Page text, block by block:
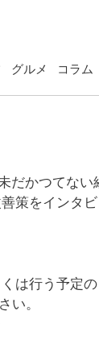
グルメ コラム
だかつてな
策をインタビ
は行う予定
い。